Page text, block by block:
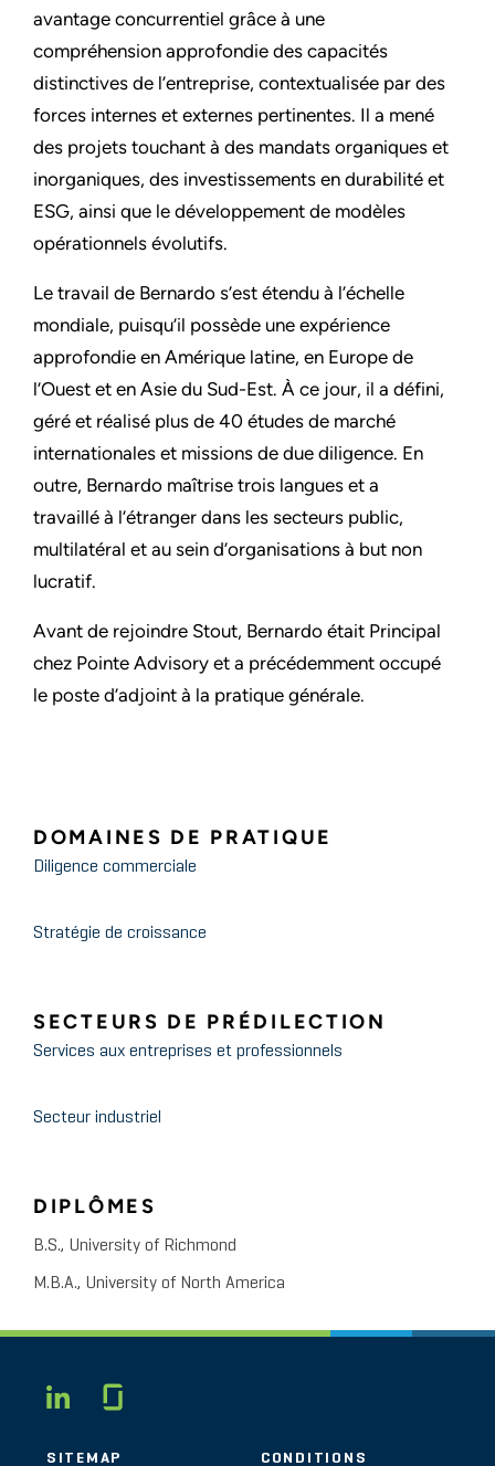
avantage concurrentiel grâce à une
compréhension approfondie des capacités
distinctives de l’entreprise, contextualisée par des
forces internes et externes pertinentes. Il a mené
des projets touchant à des mandats organiques et
inorganiques, des investissements en durabilité et
ESG, ainsi que le développement de modèles
opérationnels évolutifs.
Le travail de Bernardo s’est étendu à l’échelle
mondiale, puisqu’il possède une expérience
approfondie en Amérique latine, en Europe de
l’Ouest et en Asie du Sud-Est. À ce jour, il a défini,
géré et réalisé plus de 40 études de marché
internationales et missions de due diligence. En
outre, Bernardo maîtrise trois langues et a
travaillé à l’étranger dans les secteurs public,
multilatéral et au sein d’organisations à but non
lucratif.
Avant de rejoindre Stout, Bernardo était Principal
chez Pointe Advisory et a précédemment occupé
le poste d’adjoint à la pratique générale.
DOMAINES DE PRATIQUE
Diligence commerciale
Stratégie de croissance
SECTEURS DE PRÉDILECTION
Services aux entreprises et professionnels
Secteur industriel
DIPLÔMES
B.S., University of Richmond
M.B.A., University of North America
LINKEDIN
SITEMAP CONDITIONS